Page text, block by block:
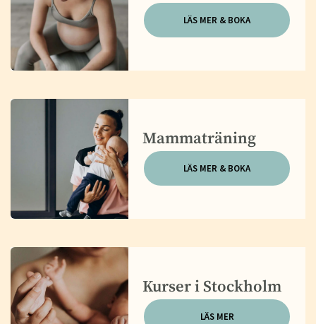
LÄS MER & BOKA
Mammaträning
LÄS MER & BOKA
Kurser i Stockholm
LÄS MER